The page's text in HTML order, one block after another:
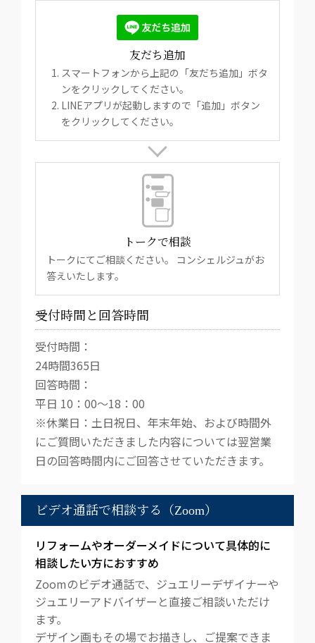
友だち追加
スマートフォンから上記の「友だち追加」ボタ
ンをクリックしてください。
LINEアプリが起動しますので「追加」ボタン
をクリックしてください。
トークで相談
トークにてご相談ください。 コンシェルジュがお
答えいたします。
受付時間と回答時間
受付時間：
24時間365日
回答時間：
平日 10：00～18：00
※休業日：土日祝日、年末年始、および時間外
にご質問いただきました内容については翌営業
日の回答時間内にご回答させていただきます。
ビデオ通話で相談する（Zoom）
リフォームやオーダーメイドについて具体的に
相談したい方におすすめ
Zoomのビデオ通話で、ジュエリーデザイナーや
ジュエリーアドバイザーと直接ご相談いただけ
ます。
デザイン画もその場でお描きし、ご提案できま